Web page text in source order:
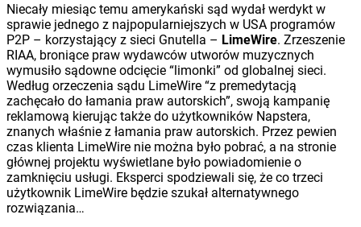
Niecały miesiąc temu amerykański sąd wydał werdykt w
sprawie jednego z najpopularniejszych w USA programów
P2P – korzystający z sieci Gnutella – LimeWire. Zrzeszenie
RIAA, broniące praw wydawców utworów muzycznych
wymusiło sądowne odcięcie “limonki” od globalnej sieci.
Według orzeczenia sądu LimeWire “z premedytacją
zachęcało do łamania praw autorskich”, swoją kampanię
reklamową kierując także do użytkowników Napstera,
znanych właśnie z łamania praw autorskich. Przez pewien
czas klienta LimeWire nie można było pobrać, a na stronie
głównej projektu wyświetlane było powiadomienie o
zamknięciu usługi. Eksperci spodziewali się, że co trzeci
użytkownik LimeWire będzie szukał alternatywnego
rozwiązania…